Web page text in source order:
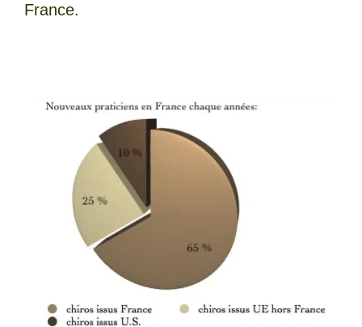
France.